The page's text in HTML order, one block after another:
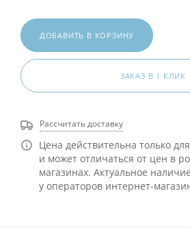
ДОБАВИТЬ В КОРЗИНУ
ЗАКАЗ В 1 КЛИК
Рассчитать доставку
Цена действительна только
и может отличаться от цен в
магазинах. Актуальное
у операторов интернет-